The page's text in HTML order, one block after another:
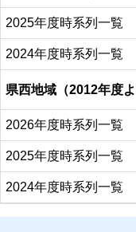
2025年度時系列一覧
2024年度時系列一覧
県西地域（2012年度
2026年度時系列一覧
2025年度時系列一覧
2024年度時系列一覧